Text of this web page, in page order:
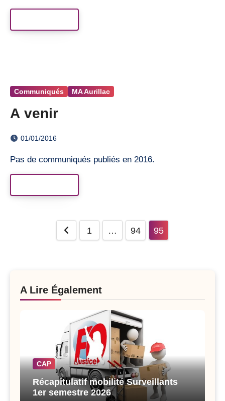
Communiqués MA Aurillac
A venir
01/01/2016
Pas de communiqués publiés en 2016.
1 … 94 95
A Lire Également
CAP
Récapitulatif mobilité Surveillants
1er semestre 2026